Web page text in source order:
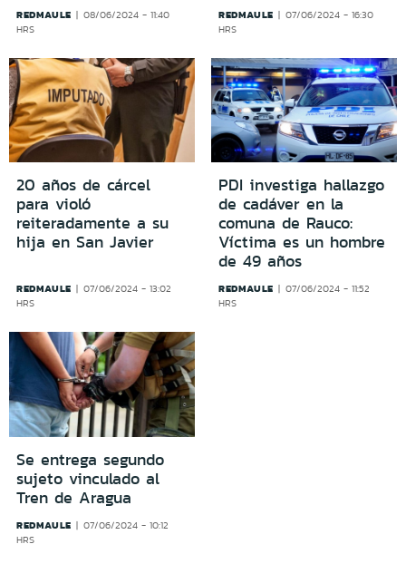
REDMAULE
08/06/2024 - 11:40
HRS
REDMAULE
07/06/2024 - 16:30
HRS
20 años de cárcel
para violó
reiteradamente a su
hija en San Javier
REDMAULE
07/06/2024 - 13:02
HRS
PDI investiga hallazgo
de cadáver en la
comuna de Rauco:
Víctima es un hombre
de 49 años
REDMAULE
07/06/2024 - 11:52
HRS
Se entrega segundo
sujeto vinculado al
Tren de Aragua
REDMAULE
07/06/2024 - 10:12
HRS